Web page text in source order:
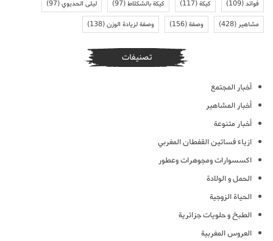
فوائد(109) كيكة(117) كيكة بالشكلاط(97) ليلى الحديوي(97)
مشاهير (428) وصفة(156) وصفة لزيادة الوزن(138)
تصنيفات
أخبار المجتمع
أخبار المشاهير
أخبار متنوعة
ازياء فساتين القفطان المغربي
اكسسوارات ومجوهرات وعطور
الحمل و الولادة
الحياة الزوجية
الطبخ و حلويات جزائرية
العروس المغربية